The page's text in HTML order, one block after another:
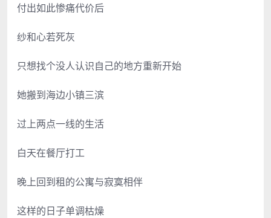
付出如此惨痛代价后
纱和心若死灰
只想找个没人认识自己的地方重新开始
她搬到海边小镇三滨
过上两点一线的生活
白天在餐厅打工
晚上回到租的公寓与寂寞相伴
这样的日子单调枯燥